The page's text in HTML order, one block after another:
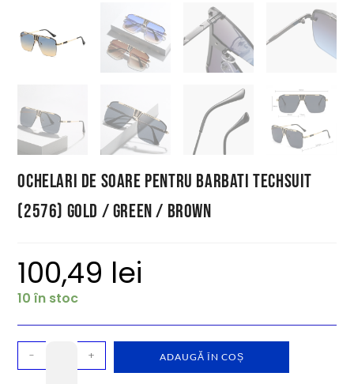
Ochelari de Soare pentru Barbati Techsuit
(2576) Gold / Green / Brown
100,49 lei
10 în stoc
- + ADAUGĂ ÎN COȘ